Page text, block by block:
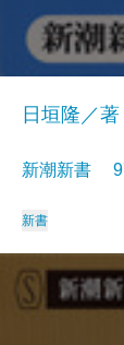
日垣隆／著
新潮新書
新書